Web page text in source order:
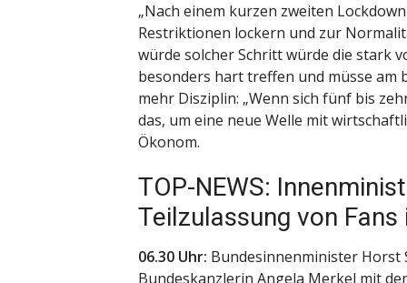
„Nach einem kurzen zweiten
Restriktionen lockern und zur
würde solcher Schritt würde die stark
besonders hart treffen und müsse am
mehr Disziplin: „Wenn sich fünf bis
das, um eine neue Welle mit
Ökonom.
TOP-NEWS:
Teilzulassung von
06.30 Uhr: Bundesinnenminister Horst
Bundeskanzlerin Angela Merkel mit